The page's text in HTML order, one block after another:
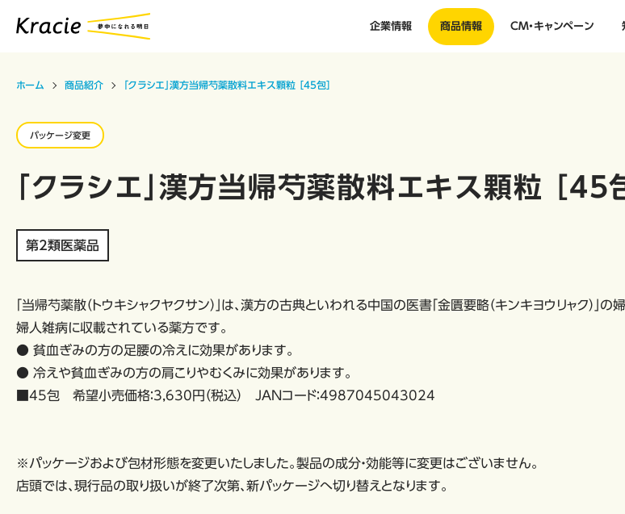
企業情報 商品情報 CM・キャンペーン
ホーム 商品紹介 「クラシエ」漢方当帰芍薬散料エキス顆粒 ［45包］
パッケージ変更
「クラシエ」漢方当帰芍薬散料エキス顆粒 ［45包
第2類医薬品
「当帰芍薬散（トウキシャクヤクサン）」は、漢方の古典といわれる中国の医書「金匱要略（キンキヨウリャク）」の
婦人雑病に収載されている薬方です。
● 貧血ぎみの方の足腰の冷えに効果があります。
● 冷えや貧血ぎみの方の肩こりやむくみに効果があります。
■45包 希望小売価格：3,630円（税込） JANコード：4987045043024
※パッケージおよび包材形態を変更いたしました。製品の成分・効能等に変更はございません。
店頭では、現行品の取り扱いが終了次第、新パッケージへ切り替えとなります。